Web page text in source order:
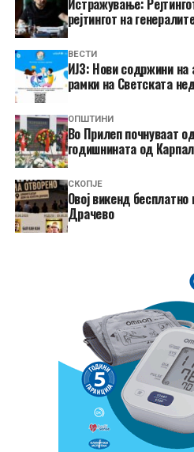
Истражување:
рејтингот на
ВЕСТИ
ИЈЗ: Нови содржини на
рамки на Светската
ОПШТИНИ
Во Прилеп почнуваат
годишнината од
СКОПЈЕ
​Овој викенд бесплатно
Драчево